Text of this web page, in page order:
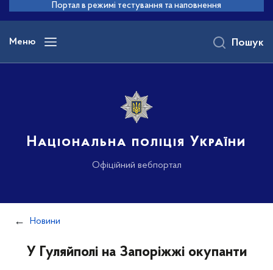
основного
вмісту
Портал в режимі тестування та наповнення
Меню
Національна поліція України
Офіційний вебпортал
Пошук
Новини
У Гуляйполі на Запоріжжі окупанти